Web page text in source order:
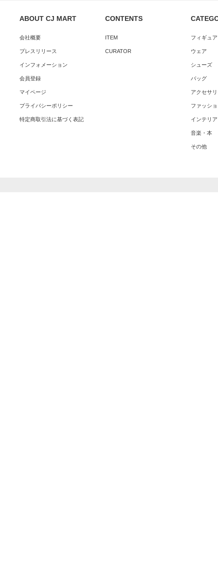
ABOUT CJ MART
会社概要
プレスリリース
インフォメーション
会員登録
マイページ
プライバシーポリシー
特定商取引法に基づく表記
CONTENTS
ITEM
CURATOR
フィギュ
ウェア
シューズ
バッグ
アクセサ
ファッシ
インテリア
音楽・本
その他